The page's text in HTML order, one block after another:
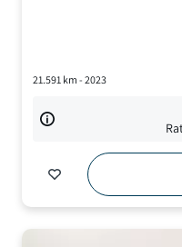
21.591 km - 2023